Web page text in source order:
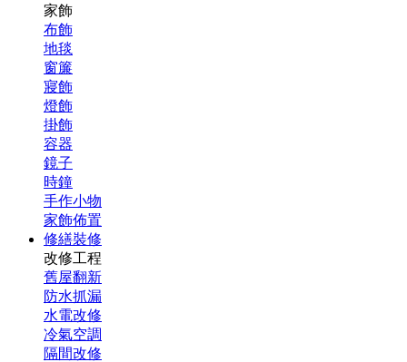
家飾
布飾
地毯
窗簾
寢飾
燈飾
掛飾
容器
鏡子
時鐘
手作小物
家飾佈置
修繕裝修
改修工程
舊屋翻新
防水抓漏
水電改修
冷氣空調
隔間改修